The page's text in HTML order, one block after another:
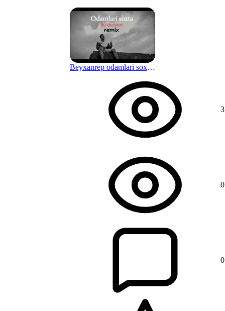
11 мес. назад Beyxanrep odamlari soxta bu dunyoni ( remix ) • Dunyo
3
0
0